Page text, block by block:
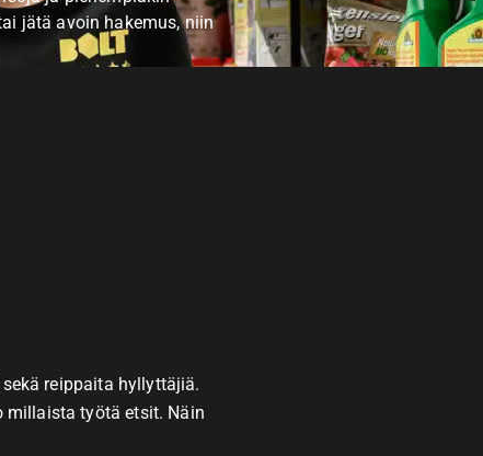
jätä avoin hakemus, niin
reippaita hyllyttäjiä.
millaista työtä etsit. Näin